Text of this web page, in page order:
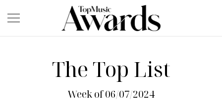
The Top List
Week of 06/07/2024